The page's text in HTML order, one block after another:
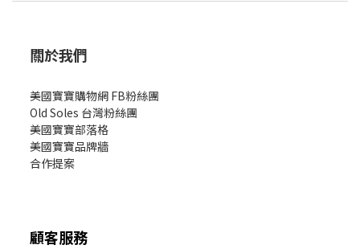
關於我們
美國寶寶購物網 FB粉絲團
Old Soles 台灣粉絲團
美國寶寶部落格
美國寶寶品牌牆
合作提案
顧客服務